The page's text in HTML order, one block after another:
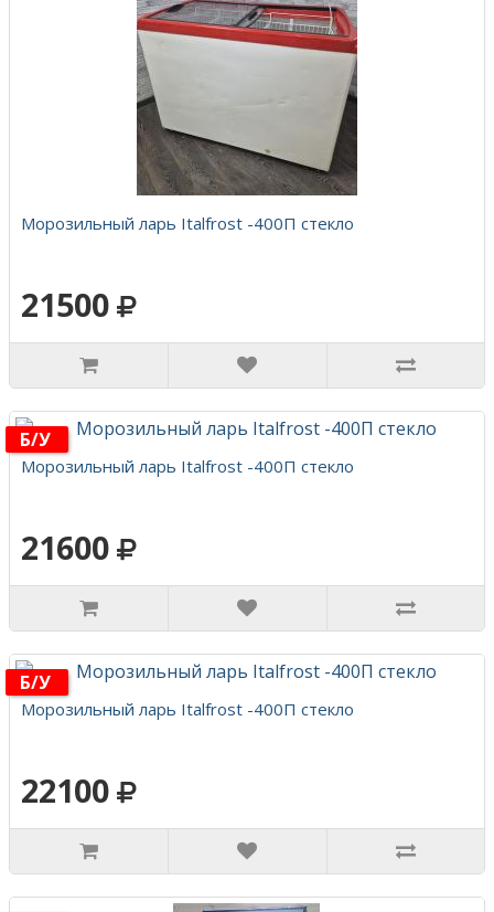
Морозильный ларь Italfrost -400П стекло
21500
Б/у
Морозильный ларь Italfrost -400П стекло
21600
Б/у
Морозильный ларь Italfrost -400П стекло
22100